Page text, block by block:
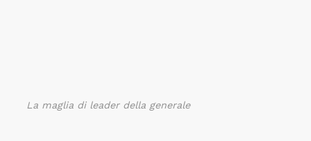
La maglia di leader della generale